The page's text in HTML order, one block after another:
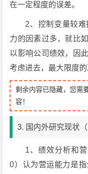
在一定程度的误差。
2、控制变量较
力的因素过多，就比
以影响公司绩效，因
考虑进去，最大限度的
剩余内容已隐藏，您需
容！
3. 国内外研究现状（
1、绩效分析和
0）认为营运能力是